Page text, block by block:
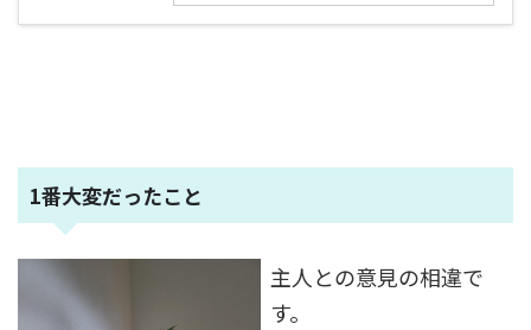
1番大変だったこと
主人との意見の相違で
す。